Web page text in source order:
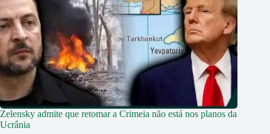
Zelensky admite que retomar a Crimeia não está nos planos da
Ucrânia